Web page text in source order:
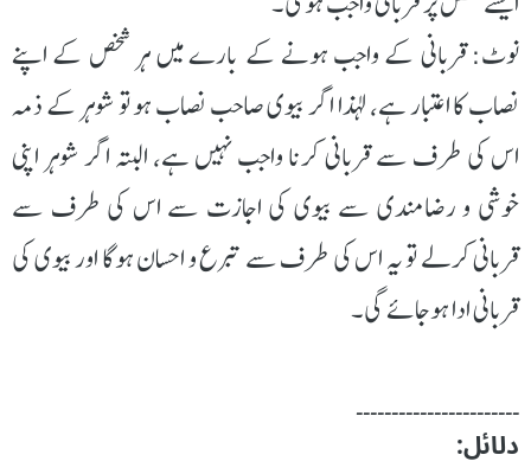
نوٹ: قربانی کے واجب ہونے کے بارے میں ہر شخص کے اپنے
نصاب کا اعتبار ہے، لہذا اگر بیوی صاحب نصاب ہو تو شوہر کے ذمہ
اس کی طرف سے قربانی کرنا واجب نہیں ہے، البتہ اگر شوہر اپنی
خوشی و رضامندی سے بیوی کی اجازت سے اس کی طرف سے
قربانی کرلے تو یہ اس کی طرف سے تبرع و احسان ہوگا اور بیوی کی
قربانی ادا ہوجائے گی۔
۔۔۔۔۔۔۔۔۔۔۔۔۔۔۔۔۔۔۔۔۔۔۔
دلائل: